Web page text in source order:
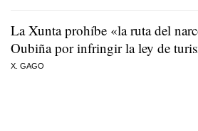
La Xunta prohíbe «la ruta del
Oubiña por infringir la ley de
X. GAGO